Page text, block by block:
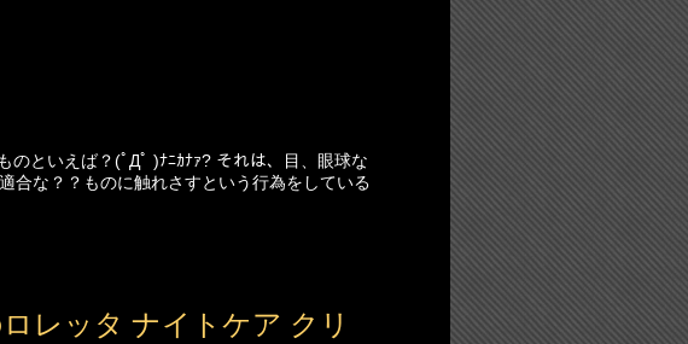
のといえば？(ﾟДﾟ )ﾅﾆｶﾅｧ? それは、目、眼球な
合な？？ものに触れさすという行為をしている
レッタ ナイトケア クリ